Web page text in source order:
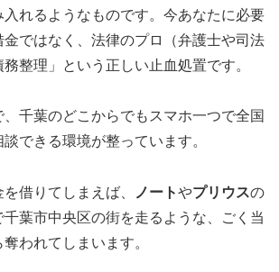
入れるようなものです。今あなたに必要
金ではなく、法律のプロ（弁護士や司法
整理」という正しい止血処置です。
千葉のどこからでもスマホ一つで全国
できる環境が整っています。
借りてしまえば、 ノートやプリウスの
千葉市中央区の街を走るような、ごく当
われてしまいます。